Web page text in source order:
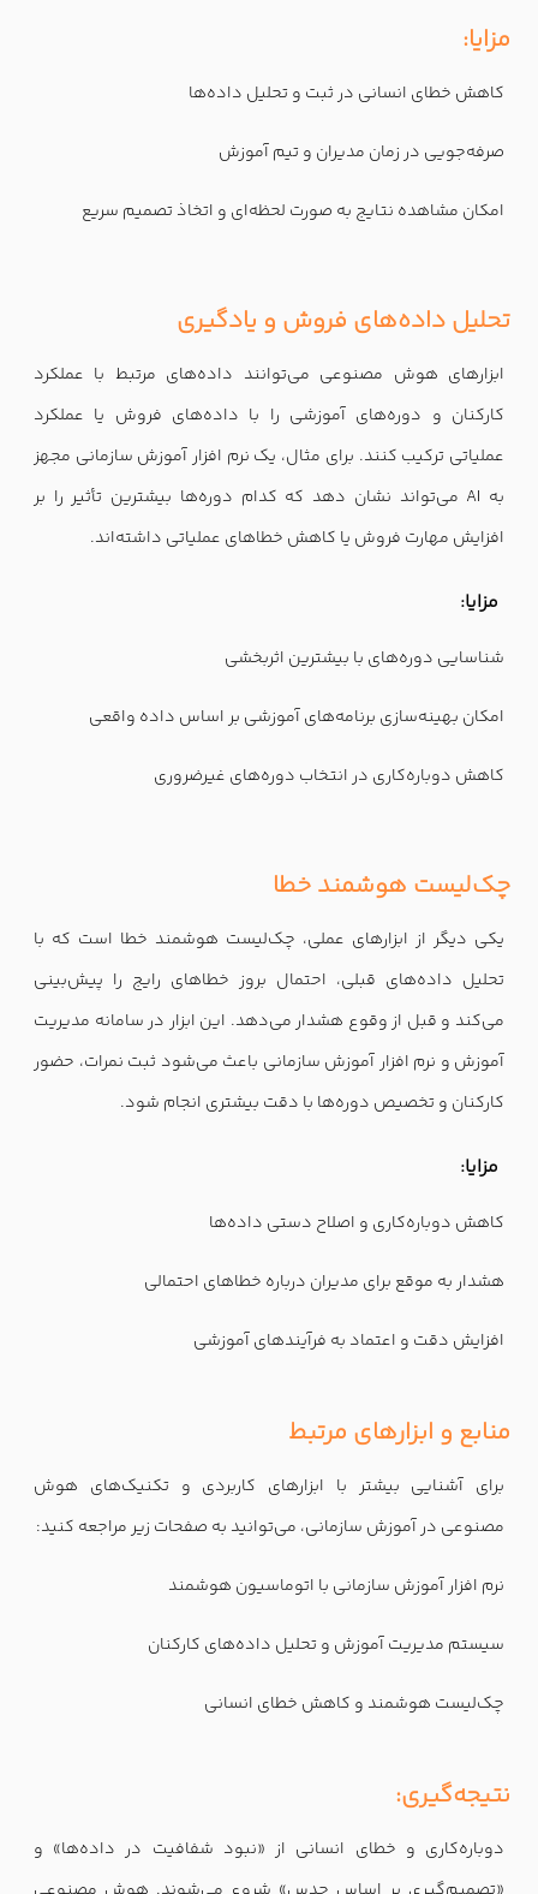
مزایا:
کاهش خطای انسانی در ثبت و تحلیل داده‌ها
صرفه‌جویی در زمان مدیران و تیم آموزش
امکان مشاهده نتایج به صورت لحظه‌ای و اتخاذ تصمیم سریع
تحلیل داده‌های فروش و یادگیری
ابزارهای هوش مصنوعی می‌توانند داده‌های مرتبط با عملکرد
کارکنان و دوره‌های آموزشی را با داده‌های فروش یا عملکرد
عملیاتی ترکیب کنند. برای مثال، یک نرم افزار آموزش سازمانی مجهز
به AI می‌تواند نشان دهد که کدام دوره‌ها بیشترین تأثیر را بر
افزایش مهارت فروش یا کاهش خطاهای عملیاتی داشته‌اند.
مزایا:
شناسایی دوره‌های با بیشترین اثربخشی
امکان بهینه‌سازی برنامه‌های آموزشی بر اساس داده واقعی
کاهش دوباره‌کاری در انتخاب دوره‌های غیرضروری
چک‌لیست هوشمند خطا
یکی دیگر از ابزارهای عملی، چک‌لیست هوشمند خطا است که با
تحلیل داده‌های قبلی، احتمال بروز خطاهای رایج را پیش‌بینی
می‌کند و قبل از وقوع هشدار می‌دهد. این ابزار در سامانه مدیریت
آموزش و نرم افزار آموزش سازمانی باعث می‌شود ثبت نمرات، حضور
کارکنان و تخصیص دوره‌ها با دقت بیشتری انجام شود.
مزایا:
کاهش دوباره‌کاری و اصلاح دستی داده‌ها
هشدار به موقع برای مدیران درباره خطاهای احتمالی
افزایش دقت و اعتماد به فرآیندهای آموزشی
منابع و ابزارهای مرتبط
برای آشنایی بیشتر با ابزارهای کاربردی و تکنیک‌های هوش
مصنوعی در آموزش سازمانی، می‌توانید به صفحات زیر مراجعه کنید:
نرم افزار آموزش سازمانی با اتوماسیون هوشمند
سیستم مدیریت آموزش و تحلیل داده‌های کارکنان
چک‌لیست هوشمند و کاهش خطای انسانی
نتیجه‌گیری:
دوباره‌کاری و خطای انسانی از «نبود شفافیت در داده‌ها» و